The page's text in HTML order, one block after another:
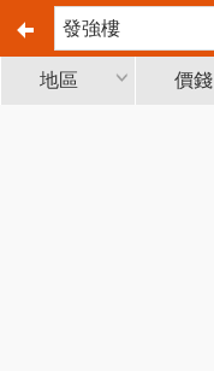
地區 價錢